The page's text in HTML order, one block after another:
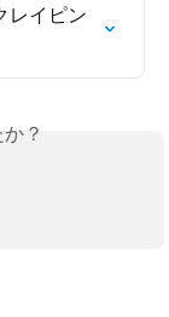
レイピン
？